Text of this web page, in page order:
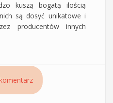
kuszą bogatą ilością
są dosyć unikatowe i
producentów innych
twarzy Orientana Morwa i
mam mieszane uczucia do